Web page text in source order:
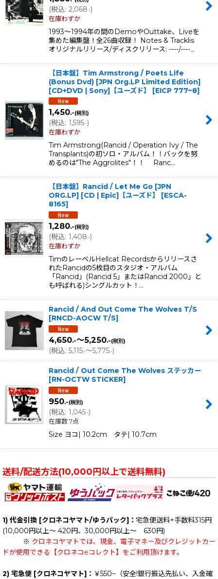
(税込: 2,068.-)
在庫わずか
1993〜1994年の間のDemoやOuttake、Liveを
集めた編集盤！全26曲収録！ Notes & Tracklis
オリジナルリリース/ディスクリリース: ----/----…
【日本盤】Tim Armstrong / Poets Life
(Bonus Dvd) [JPN Org.LP Limited Edition]
[CD+DVD | Sony]【ユーズド】
[EICP 777~8]
1,450.-(税別)
(税込: 1,595.-)
在庫わずか
Tim Armstrong(Rancid / Operation Ivy / The
Transplants)の初ソロ・アルバム！！バックを努
めるのは"The Aggrolites"！！ Ranc…
【日本盤】Rancid / Let Me Go [JPN
ORG.LP] [CD | Epic]【ユーズド】
[ESCA-
8165]
1,280.-(税別)
(税込: 1,408.-)
在庫わずか
TimのレーベルHellcat Recordsからリリースさ
れたRancidの5枚目のスタジオ・アルバム
「Rancid」(Rancid 5」またはRancid 2000」と
も呼ばれる)シングルカット！…
Rancid / And Out Come The Wolves T/S
[RNCD-AOCW T/S]
4,650.-～5,250.-(税別)
(税込: 5,115.-～5,775.-)
Rancid / Out Come The Wolves ステッカー
[RN-OCTW STICKER]
950.-(税別)
(税込: 1,045.-)
在庫数 7点
Size ヨコ| 10.2cm タテ| 10.7cm
送料/配送方法(10,000円以上で送料無料)
1) 代金引換 [クロネコヤマト/ゆうパック]： 宅急便送料+手数料315円
(10,000円以上～ 420円、30,000円以上～ 630円)
※ クロネコヤマトでは、現金、電子マネー及びクレジットカー
ドが使用できる【クロネコeコレクト】をご利用頂けます。
2) 宅急便 [クロネコヤマト]： ￥550~（安全!銀行振込先払い、入金確